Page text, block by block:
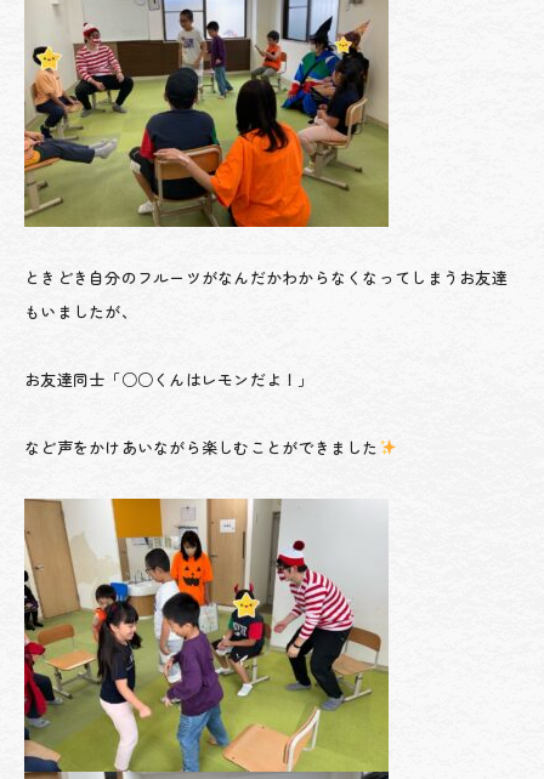
ときどき自分のフルーツがなんだかわからなくなってしまうお友達
もいましたが、
お友達同士「○○くんはレモンだよ！」
など声をかけあいながら楽しむことができました